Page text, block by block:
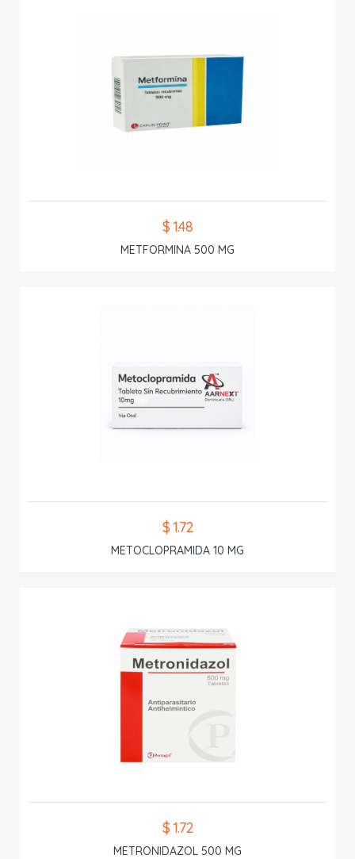
$ 1.48
METFORMINA 500 MG
$ 1.72
METOCLOPRAMIDA 10 MG
$ 1.72
METRONIDAZOL 500 MG